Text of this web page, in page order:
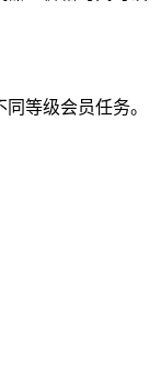
等级会员任务。